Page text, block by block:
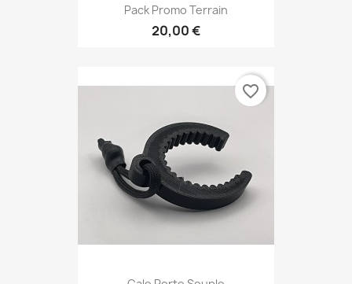
Pack Promo Terrain
20,00 €
favorite_border